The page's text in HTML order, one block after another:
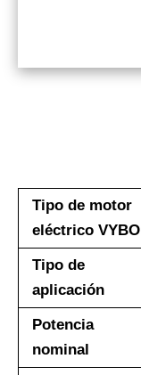
Tipo de motor
eléctrico VYBO
Tipo de
aplicación
Potencia
nominal